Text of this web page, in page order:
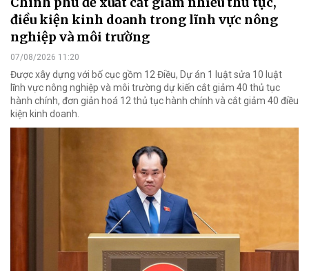
điều kiện kinh doanh trong lĩnh vực nông
nghiệp và môi trường
07/08/2026 11:20
Được xây dựng với bố cục gồm 12 Điều, Dự án 1 luật sửa 10 luật
lĩnh vực nông nghiệp và môi trường dự kiến cắt giảm 40 thủ tục
hành chính, đơn giản hoá 12 thủ tục hành chính và cắt giảm 40 điều
kiện kinh doanh.